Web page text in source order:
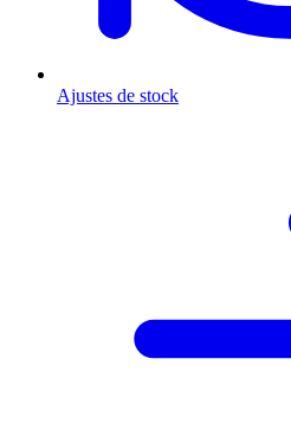
Ajustes de stock